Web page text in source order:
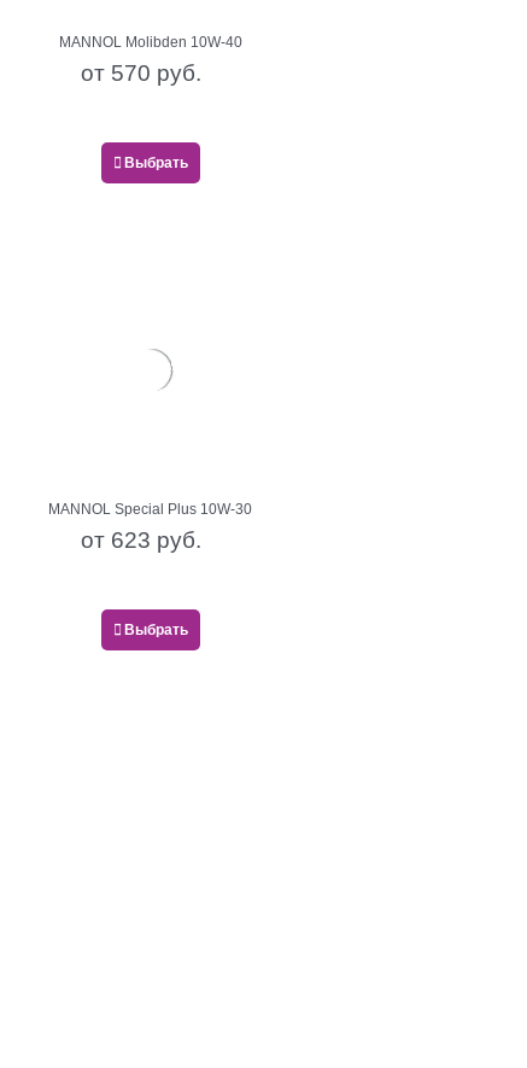
MANNOL Molibden 10W-40
от 570 руб.
Выбрать
MANNOL Special Plus 10W-30
от 623 руб.
Выбрать